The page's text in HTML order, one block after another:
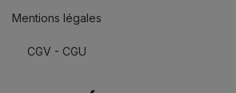
Mentions légales
CGV - CGU